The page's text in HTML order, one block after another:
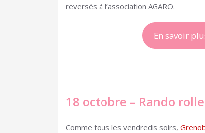
reversés à l’association AGARO.
En savoir
18 octobre – Rando
Comme tous les vendredis soirs,